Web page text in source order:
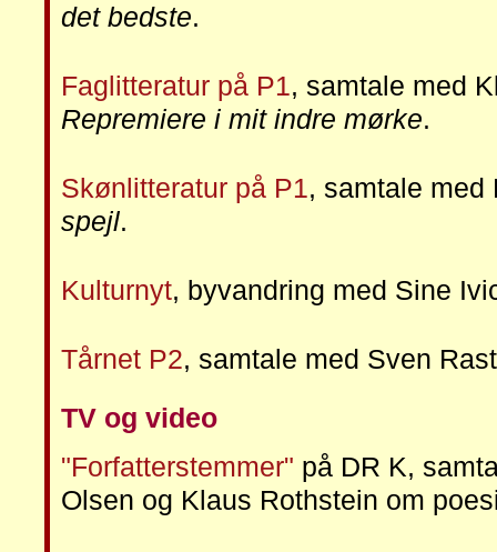
det bedste.
Faglitteratur på P1, samtale med
Repremiere i mit indre mørke.
Skønlitteratur på P1, samtale
spejl.
Kulturnyt, byvandring med Sine
Tårnet P2, samtale med Sven
TV og video
"Forfatterstemmer" på DR K,
Olsen og Klaus Rothstein om